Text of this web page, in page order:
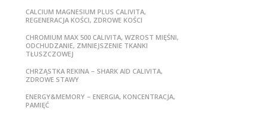
CALCIUM MAGNESIUM PLUS CALIVITA,
REGENERACJA KOŚCI, ZDROWE KOŚCI
CHROMIUM MAX 500 CALIVITA, WZROST MIĘŚNI,
ODCHUDZANIE, ZMNIEJSZENIE TKANKI
TŁUSZCZOWEJ
CHRZĄSTKA REKINA – SHARK AID CALIVITA,
ZDROWE STAWY
ENERGY&MEMORY – ENERGIA, KONCENTRACJA,
PAMIĘĆ